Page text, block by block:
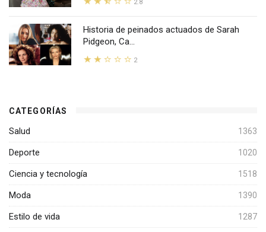
2.8
Historia de peinados actuados de Sarah
Pidgeon, Ca...
2
CATEGORÍAS
Salud 1363
Deporte 1020
Ciencia y tecnología 1518
Moda 1390
Estilo de vida 1287